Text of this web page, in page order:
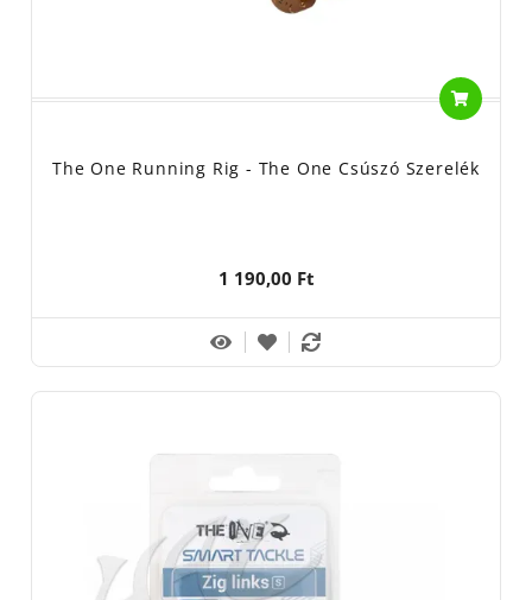
The One Running Rig - The One Csúszó Szerelék
1 190,00 Ft